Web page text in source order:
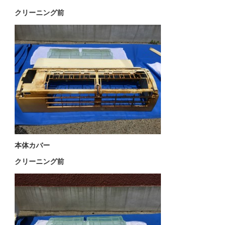
クリーニング前
本体カバー
クリーニング前